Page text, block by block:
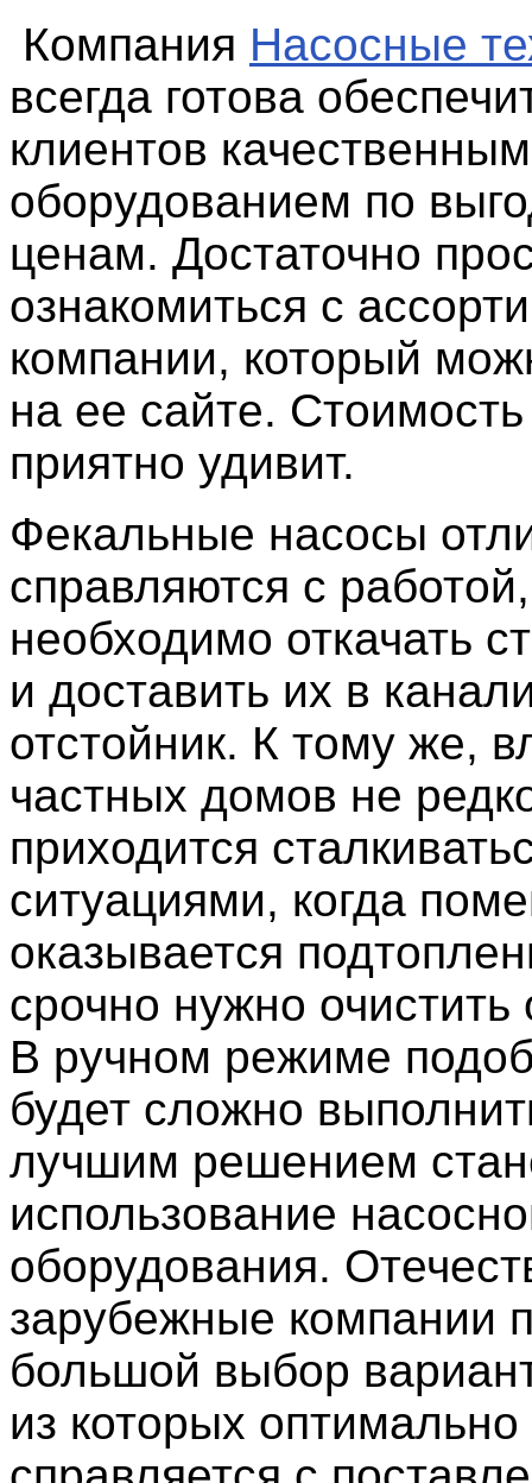
Компания Насосные
всегда готова
клиентов качественным
оборудованием по
ценам. Достаточно
ознакомиться с
компании, который
на ее сайте.
приятно удивит.
Фекальные насосы
справляются с
необходимо откачать
и доставить их в
отстойник. К тому же,
частных домов не
приходится
ситуациями, когда
оказывается
срочно нужно очистить
В ручном режиме
будет сложно
лучшим решением
использование
оборудования.
зарубежные компании
большой выбор
из которых оптимально